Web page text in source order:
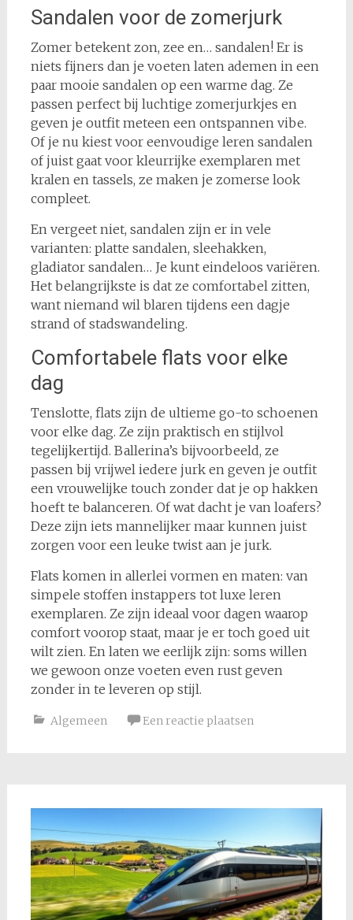
Sandalen voor de zomerjurk
Zomer betekent zon, zee en… sandalen! Er is
niets fijners dan je voeten laten ademen in een
paar mooie sandalen op een warme dag. Ze
passen perfect bij luchtige zomerjurkjes en
geven je outfit meteen een ontspannen vibe.
Of je nu kiest voor eenvoudige leren sandalen
of juist gaat voor kleurrijke exemplaren met
kralen en tassels, ze maken je zomerse look
compleet.
En vergeet niet, sandalen zijn er in vele
varianten: platte sandalen, sleehakken,
gladiator sandalen… Je kunt eindeloos variëren.
Het belangrijkste is dat ze comfortabel zitten,
want niemand wil blaren tijdens een dagje
strand of stadswandeling.
Comfortabele flats voor elke
dag
Tenslotte, flats zijn de ultieme go-to schoenen
voor elke dag. Ze zijn praktisch en stijlvol
tegelijkertijd. Ballerina’s bijvoorbeeld, ze
passen bij vrijwel iedere jurk en geven je outfit
een vrouwelijke touch zonder dat je op hakken
hoeft te balanceren. Of wat dacht je van loafers?
Deze zijn iets mannelijker maar kunnen juist
zorgen voor een leuke twist aan je jurk.
Flats komen in allerlei vormen en maten: van
simpele stoffen instappers tot luxe leren
exemplaren. Ze zijn ideaal voor dagen waarop
comfort voorop staat, maar je er toch goed uit
wilt zien. En laten we eerlijk zijn: soms willen
we gewoon onze voeten even rust geven
zonder in te leveren op stijl.
Algemeen Een reactie plaatsen